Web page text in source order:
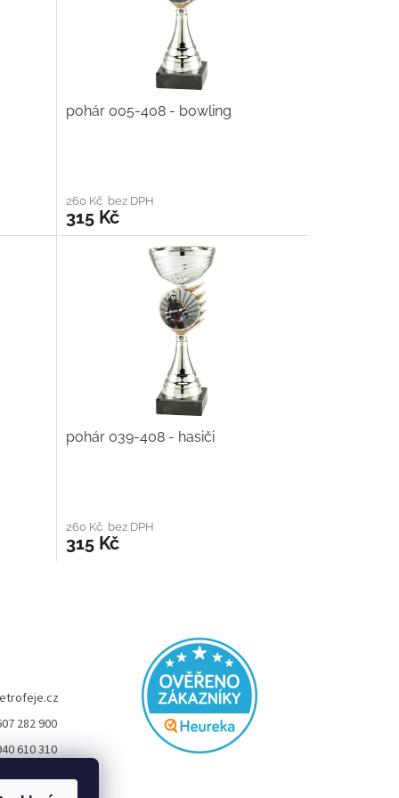
pohár 005-408 - bowling
260 Kč bez DPH
315 Kč
pohár 039-408 - hasiči
260 Kč bez DPH
315 Kč
282 900
610 310